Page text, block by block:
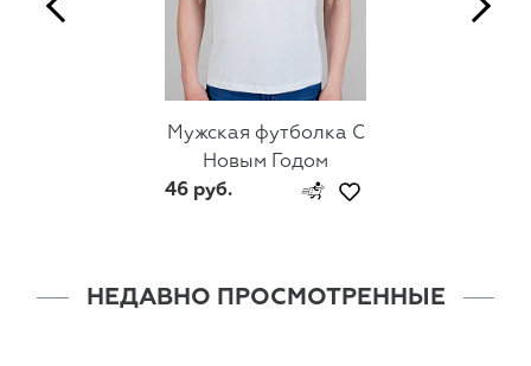
Мужская футболка С
Новым Годом
46 руб.
НЕДАВНО ПРОСМОТРЕННЫЕ